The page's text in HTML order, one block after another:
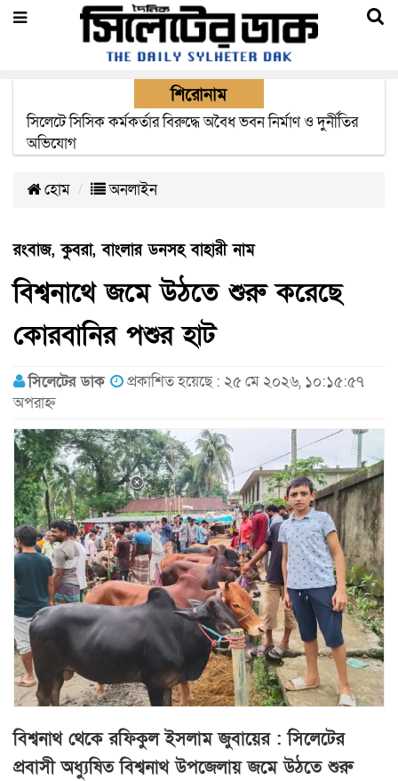
শিরোনাম
২২ ঘণ্টা পর ত্রুটি সেরে জেদ্দার উদ্দেশ্যে ছাড়লো বিমানের ফ্লাইট
হোম অনলাইন
রংবাজ, কুবরা, বাংলার ডনসহ বাহারী নাম
বিশ্বনাথে জমে উঠতে শুরু করেছে
কোরবানির পশুর হাট
সিলেটের ডাক
প্রকাশিত হয়েছে : ২৫ মে ২০২৬, ১০:১৫:৫৭
অপরাহ্ন
বিশ্বনাথ থেকে রফিকুল ইসলাম জুবায়ের : সিলেটের
প্রবাসী অধ্যুষিত বিশ্বনাথ উপজেলায় জমে উঠতে শুরু